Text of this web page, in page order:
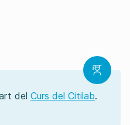
del Curs del Citilab.